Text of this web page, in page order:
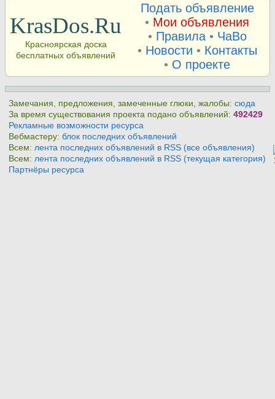
KrasDos.Ru
Красноярская доска
бесплатных объявлений
Подать объявление
• Мои объявления
• Правила• ЧаВо
• Новости • Контакты
• О проекте
Замечания, предложения, замеченные глюки, жалобы:сюда
За время существования проекта подано объявлений:492429
Рекламные возможности ресурса
Вебмастеру:блок последних объявлений
Всем: лента последних объявлений в RSS (все объявления)
Всем: лента последних объявлений в RSS (текущая категория)
Партнёры ресурса